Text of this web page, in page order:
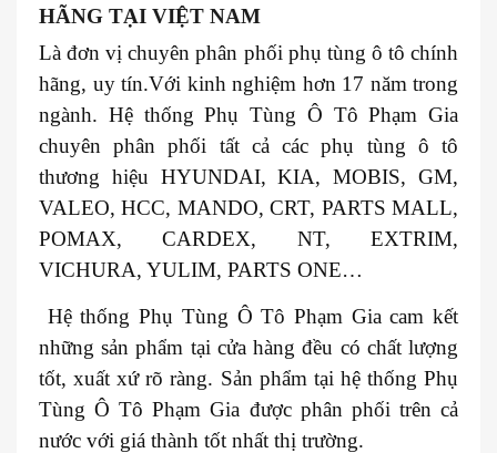
HÃNG TẠI VIỆT NAM
Là đơn vị chuyên phân phối phụ tùng ô tô chính
hãng, uy tín.Với kinh nghiệm hơn 17 năm trong
ngành. Hệ thống Phụ Tùng Ô Tô Phạm Gia
chuyên phân phối tất cả các phụ tùng ô tô
thương hiệu HYUNDAI, KIA, MOBIS, GM,
VALEO, HCC, MANDO, CRT, PARTS MALL,
POMAX, CARDEX, NT, EXTRIM,
VICHURA, YULIM, PARTS ONE…
Hệ thống Phụ Tùng Ô Tô Phạm Gia cam kết
những sản phẩm tại cửa hàng đều có chất lượng
tốt, xuất xứ rõ ràng. Sản phẩm tại hệ thống Phụ
Tùng Ô Tô Phạm Gia được phân phối trên cả
nước với giá thành tốt nhất thị trường.